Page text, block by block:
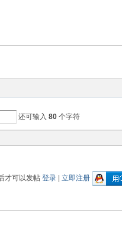
还可输入 80 个字符
才可以发帖 登录| 立即注册